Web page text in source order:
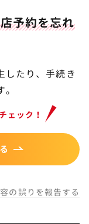
ージから行きた
予約を忘れ
したり、手続き
ェック！
の誤りを報告する